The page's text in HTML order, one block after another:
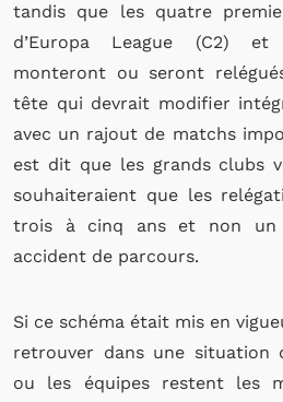
tandis que les quatre
d’Europa League (C2) et
monteront ou seront
tête qui devrait modifier
avec un rajout de matchs
est dit que les grands clubs
souhaiteraient que les
trois à cinq ans et non un
accident de parcours.
Si ce schéma était mis en
retrouver dans une situation
ou les équipes restent les